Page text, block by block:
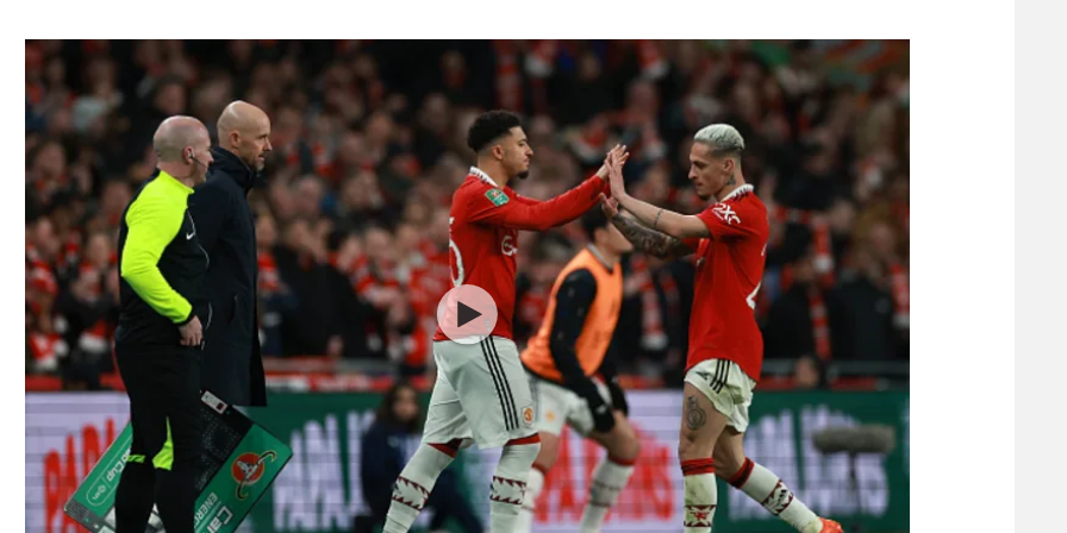
תקנון משתתפים וזוכים בפרסים
תקנון עבור פעילות אלקטרה
תקנון עבור פעילות ספורט 1 – "מרלן"
גיימינג E-Sports
תנאי שימוש
מדיניות פרטיות
תקנון פעילות ספורט 1
רשיון להקרנה פומבית לבית עסק
הצטרפות לחבילת הערוצים
לוח דרושים – ג'ובנט
הפועל תל אביב
הפועל חיפה
הפועל באר שבע
מכבי נתניה
בני יהודה
ליגה סינית
ליגה ברזילאית
ליגות נוספות